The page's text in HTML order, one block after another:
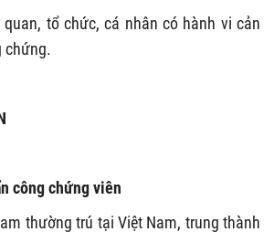
tổ chức, cá nhân có hành vi cản
chứng.
công chứng viên
thường trú tại Việt Nam, trung thành